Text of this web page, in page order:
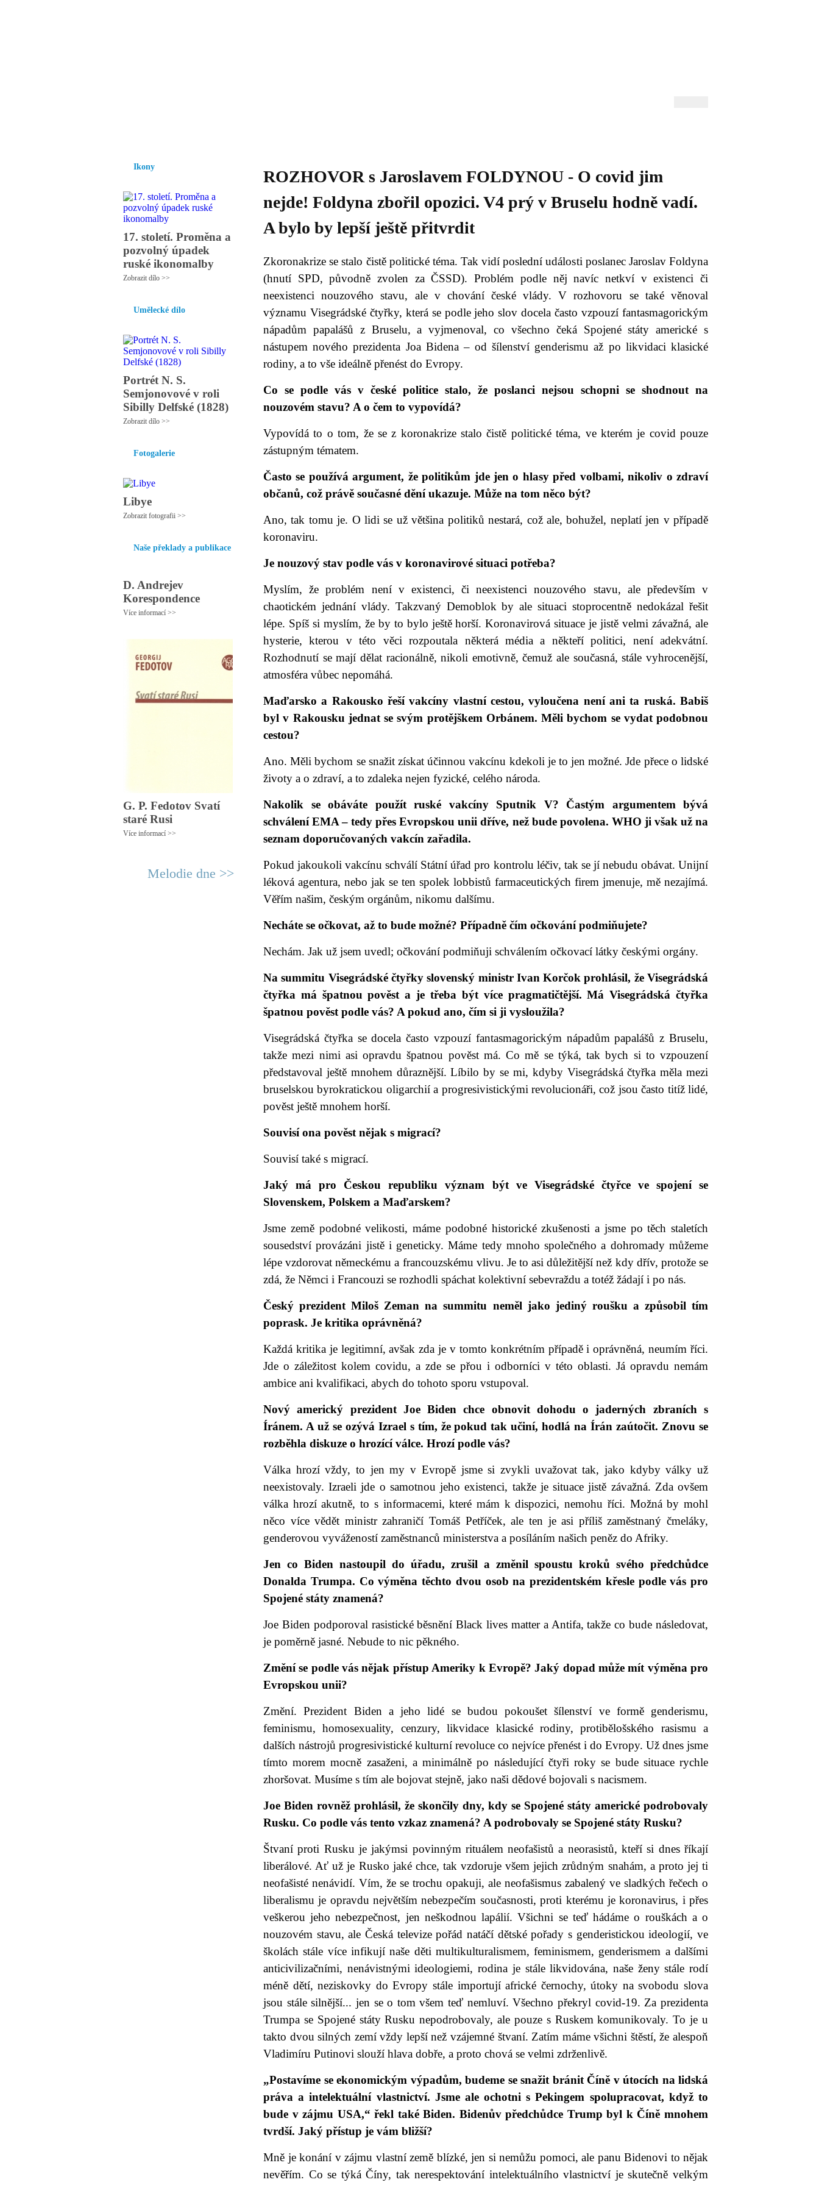
Ikony
17. století. Proměna a
pozvolný úpadek
ruské ikonomalby
Zobrazit dílo >>
Umělecké dílo
Portrét N. S.
Semjonovové v roli
Sibilly Delfské (1828)
Zobrazit dílo >>
Fotogalerie
Libye
Zobrazit fotografii >>
Naše překlady a publikace
D. Andrejev
Korespondence
Více informací >>
G. P. Fedotov Svatí
staré Rusi
Více informací >>
Melodie dne >>
ROZHOVOR s Jaroslavem FOLDYNOU - O covid jim
nejde! Foldyna zbořil opozici. V4 prý v Bruselu hodně vadí.
A bylo by lepší ještě přitvrdit
Zkoronakrize se stalo čistě politické téma. Tak vidí poslední události poslanec Jaroslav Foldyna
(hnutí SPD, původně zvolen za ČSSD). Problém podle něj navíc netkví v existenci či
neexistenci nouzového stavu, ale v chování české vlády. V rozhovoru se také věnoval
významu Visegrádské čtyřky, která se podle jeho slov docela často vzpouzí fantasmagorickým
nápadům papalášů z Bruselu, a vyjmenoval, co všechno čeká Spojené státy americké s
nástupem nového prezidenta Joa Bidena – od šílenství genderismu až po likvidaci klasické
rodiny, a to vše ideálně přenést do Evropy.
Co se podle vás v české politice stalo, že poslanci nejsou schopni se shodnout na
nouzovém stavu? A o čem to vypovídá?
Vypovídá to o tom, že se z koronakrize stalo čistě politické téma, ve kterém je covid pouze
zástupným tématem.
Často se používá argument, že politikům jde jen o hlasy před volbami, nikoliv o zdraví
občanů, což právě současné dění ukazuje. Může na tom něco být?
Ano, tak tomu je. O lidi se už většina politiků nestará, což ale, bohužel, neplatí jen v případě
koronaviru.
Je nouzový stav podle vás v koronavirové situaci potřeba?
Myslím, že problém není v existenci, či neexistenci nouzového stavu, ale především v
chaotickém jednání vlády. Takzvaný Demoblok by ale situaci stoprocentně nedokázal řešit
lépe. Spíš si myslím, že by to bylo ještě horší. Koronavirová situace je jistě velmi závažná, ale
hysterie, kterou v této věci rozpoutala některá média a někteří politici, není adekvátní.
Rozhodnutí se mají dělat racionálně, nikoli emotivně, čemuž ale současná, stále vyhrocenější,
atmosféra vůbec nepomáhá.
Maďarsko a Rakousko řeší vakcíny vlastní cestou, vyloučena není ani ta ruská. Babiš
byl v Rakousku jednat se svým protějškem Orbánem. Měli bychom se vydat podobnou
cestou?
Ano. Měli bychom se snažit získat účinnou vakcínu kdekoli je to jen možné. Jde přece o lidské
životy a o zdraví, a to zdaleka nejen fyzické, celého národa.
Nakolik se obáváte použít ruské vakcíny Sputnik V? Častým argumentem bývá
schválení EMA – tedy přes Evropskou unii dříve, než bude povolena. WHO ji však už na
seznam doporučovaných vakcín zařadila.
Pokud jakoukoli vakcínu schválí Státní úřad pro kontrolu léčiv, tak se jí nebudu obávat. Unijní
léková agentura, nebo jak se ten spolek lobbistů farmaceutických firem jmenuje, mě nezajímá.
Věřím našim, českým orgánům, nikomu dalšímu.
Necháte se očkovat, až to bude možné? Případně čím očkování podmiňujete?
Nechám. Jak už jsem uvedl; očkování podmiňuji schválením očkovací látky českými orgány.
Na summitu Visegrádské čtyřky slovenský ministr Ivan Korčok prohlásil, že Visegrádská
čtyřka má špatnou pověst a je třeba být více pragmatičtější. Má Visegrádská čtyřka
špatnou pověst podle vás? A pokud ano, čím si ji vysloužila?
Visegrádská čtyřka se docela často vzpouzí fantasmagorickým nápadům papalášů z Bruselu,
takže mezi nimi asi opravdu špatnou pověst má. Co mě se týká, tak bych si to vzpouzení
představoval ještě mnohem důraznější. Líbilo by se mi, kdyby Visegrádská čtyřka měla mezi
bruselskou byrokratickou oligarchií a progresivistickými revolucionáři, což jsou často titíž lidé,
pověst ještě mnohem horší.
Souvisí ona pověst nějak s migrací?
Souvisí také s migrací.
Jaký má pro Českou republiku význam být ve Visegrádské čtyřce ve spojení se
Slovenskem, Polskem a Maďarskem?
Jsme země podobné velikosti, máme podobné historické zkušenosti a jsme po těch staletích
sousedství provázáni jistě i geneticky. Máme tedy mnoho společného a dohromady můžeme
lépe vzdorovat německému a francouzskému vlivu. Je to asi důležitější než kdy dřív, protože se
zdá, že Němci i Francouzi se rozhodli spáchat kolektivní sebevraždu a totéž žádají i po nás.
Český prezident Miloš Zeman na summitu neměl jako jediný roušku a způsobil tím
poprask. Je kritika oprávněná?
Každá kritika je legitimní, avšak zda je v tomto konkrétním případě i oprávněná, neumím říci.
Jde o záležitost kolem covidu, a zde se přou i odborníci v této oblasti. Já opravdu nemám
ambice ani kvalifikaci, abych do tohoto sporu vstupoval.
Nový americký prezident Joe Biden chce obnovit dohodu o jaderných zbraních s
Íránem. A už se ozývá Izrael s tím, že pokud tak učiní, hodlá na Írán zaútočit. Znovu se
rozběhla diskuze o hrozící válce. Hrozí podle vás?
Válka hrozí vždy, to jen my v Evropě jsme si zvykli uvažovat tak, jako kdyby války už
neexistovaly. Izraeli jde o samotnou jeho existenci, takže je situace jistě závažná. Zda ovšem
válka hrozí akutně, to s informacemi, které mám k dispozici, nemohu říci. Možná by mohl
něco více vědět ministr zahraničí Tomáš Petříček, ale ten je asi příliš zaměstnaný čmeláky,
genderovou vyvážeností zaměstnanců ministerstva a posíláním našich peněz do Afriky.
Jen co Biden nastoupil do úřadu, zrušil a změnil spoustu kroků svého předchůdce
Donalda Trumpa. Co výměna těchto dvou osob na prezidentském křesle podle vás pro
Spojené státy znamená?
Joe Biden podporoval rasistické běsnění Black lives matter a Antifa, takže co bude následovat,
je poměrně jasné. Nebude to nic pěkného.
Změní se podle vás nějak přístup Ameriky k Evropě? Jaký dopad může mít výměna pro
Evropskou unii?
Změní. Prezident Biden a jeho lidé se budou pokoušet šílenství ve formě genderismu,
feminismu, homosexuality, cenzury, likvidace klasické rodiny, protibělošského rasismu a
dalších nástrojů progresivistické kulturní revoluce co nejvíce přenést i do Evropy. Už dnes jsme
tímto morem mocně zasaženi, a minimálně po následující čtyři roky se bude situace rychle
zhoršovat. Musíme s tím ale bojovat stejně, jako naši dědové bojovali s nacismem.
Joe Biden rovněž prohlásil, že skončily dny, kdy se Spojené státy americké podrobovaly
Rusku. Co podle vás tento vzkaz znamená? A podrobovaly se Spojené státy Rusku?
Štvaní proti Rusku je jakýmsi povinným rituálem neofašistů a neorasistů, kteří si dnes říkají
liberálové. Ať už je Rusko jaké chce, tak vzdoruje všem jejich zrůdným snahám, a proto jej ti
neofašisté nenávidí. Vím, že se trochu opakuji, ale neofašismus zabalený ve sladkých řečech o
liberalismu je opravdu největším nebezpečím současnosti, proti kterému je koronavirus, i přes
veškerou jeho nebezpečnost, jen neškodnou lapálií. Všichni se teď hádáme o rouškách a o
nouzovém stavu, ale Česká televize pořád natáčí dětské pořady s genderistickou ideologií, ve
školách stále více infikují naše děti multikulturalismem, feminismem, genderismem a dalšími
anticivilizačními, nenávistnými ideologiemi, rodina je stále likvidována, naše ženy stále rodí
méně dětí, neziskovky do Evropy stále importují africké černochy, útoky na svobodu slova
jsou stále silnější... jen se o tom všem teď nemluví. Všechno překryl covid-19. Za prezidenta
Trumpa se Spojené státy Rusku nepodrobovaly, ale pouze s Ruskem komunikovaly. To je u
takto dvou silných zemí vždy lepší než vzájemné štvaní. Zatím máme všichni štěstí, že alespoň
Vladimíru Putinovi slouží hlava dobře, a proto chová se velmi zdrženlivě.
„Postavíme se ekonomickým výpadům, budeme se snažit bránit Číně v útocích na lidská
práva a intelektuální vlastnictví. Jsme ale ochotni s Pekingem spolupracovat, když to
bude v zájmu USA,“ řekl také Biden. Bidenův předchůdce Trump byl k Číně mnohem
tvrdší. Jaký přístup je vám bližší?
Mně je konání v zájmu vlastní země blízké, jen si nemůžu pomoci, ale panu Bidenovi to nějak
nevěřím. Co se týká Číny, tak nerespektování intelektuálního vlastnictví je skutečně velkým